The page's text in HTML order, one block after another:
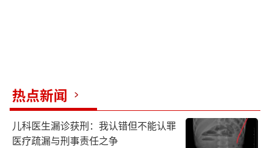
热点新闻
儿科医生漏诊获刑：我认错但不能认罪
医疗疏漏与刑事责任之争